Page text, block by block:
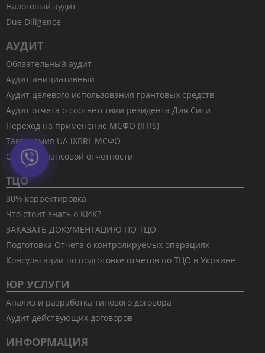
Налоговый аудит
Due Diligence
АУДИТ
Обязательный аудит
Аудит инициативный
Аудит целевого использования грантовых средств
Аудит отчета о соответствии резидента Дия Сити
Переход на применение МСФО (IFRS)
Таксономия UA iXBRL МСФО
Обзор финансовой отчетности
ТЦО
30% корректировка
Что стоит знать о КИК?
ЗАКАЗАТЬ ДОКУМЕНТАЦИЮ ПО ТЦО
Подготовка Отчета о контролируемых операциях
Консультации по подготовке отчетов по ТЦО в Украине
ЮР УСЛУГИ
Анализ и разработка типового договора
Аудит действующих договоров
ИНФОРМАЦИЯ